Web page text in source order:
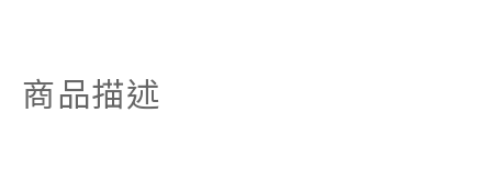
商品描述